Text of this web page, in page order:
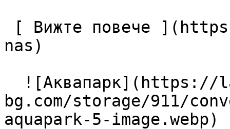
nas)
bg.com/storage/911/
aquapark-5-image.webp)